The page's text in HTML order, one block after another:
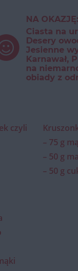
NA OKAZJĘ:
Ciasta na
Desery
Jesienne
Karnawał,
na
obiady z
czyli
– 75 g
– 50 g
– 50 g